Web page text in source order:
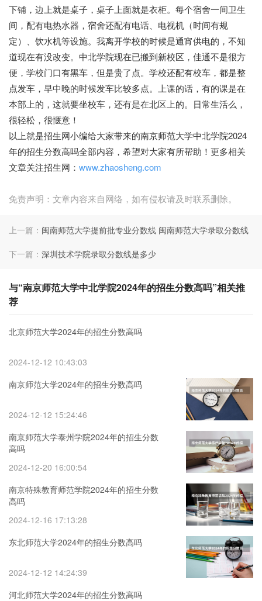
下铺，边上就是桌子，桌子上面就是衣柜。每个宿舍一间卫生
间，配有电热水器，宿舍还配有电话、电视机（时间有规
定）、饮水机等设施。我离开学校的时候是通宵供电的，不知
道现在有没改变。中北学院现在已搬到新校区，佳通不是很方
便，学校门口有黑车，但是贵了点。学校还配有校车，都是整
点发车，早中晚的时候发车比较多点。上课的话，有的课是在
本部上的，这就要坐校车，还有是在北区上的。日常生活么，
很轻松，很惬意！
以上就是招生网小编给大家带来的南京师范大学中北学院2024
年的招生分数高吗全部内容，希望对大家有所帮助！更多相关
文章关注招生网： www.zhaosheng.com
免责声明：文章内容来自网络，如有侵权请及时联系删除。
上一篇： 闽南师范大学提前批专业分数线 闽南师范大学录取分数线
下一篇： 深圳技术学院录取分数线是多少
与“南京师范大学中北学院2024年的招生分数高吗”相关推
荐
北京师范大学2024年的招生分数高吗
2024-12-12 10:43:03
南京师范大学2024年的招生分数高吗
2024-12-12 15:24:46
南京师范大学泰州学院2024年的招生分数
高吗
2024-12-20 16:00:54
南京特殊教育师范学院2024年的招生分数
高吗
2024-12-16 17:13:28
东北师范大学2024年的招生分数高吗
2024-12-12 14:24:39
河北师范大学2024年的招生分数高吗